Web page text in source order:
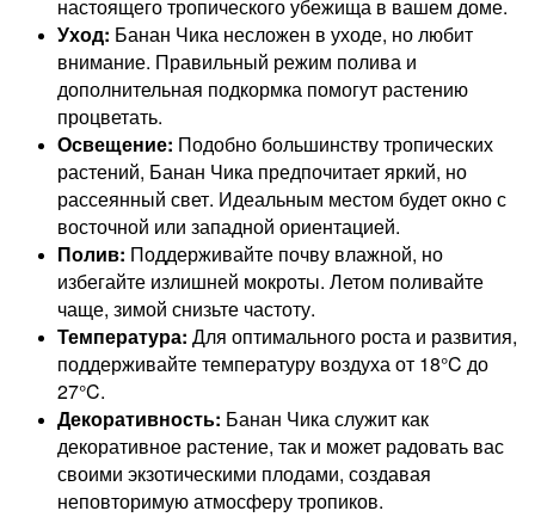
настоящего тропического убежища в вашем доме.
Уход: Банан Чика несложен в уходе, но любит
внимание. Правильный режим полива и
дополнительная подкормка помогут растению
процветать.
Освещение: Подобно большинству тропических
растений, Банан Чика предпочитает яркий, но
рассеянный свет. Идеальным местом будет окно с
восточной или западной ориентацией.
Полив: Поддерживайте почву влажной, но
избегайте излишней мокроты. Летом поливайте
чаще, зимой снизьте частоту.
Температура: Для оптимального роста и развития,
поддерживайте температуру воздуха от 18°C до
27°C.
Декоративность: Банан Чика служит как
декоративное растение, так и может радовать вас
своими экзотическими плодами, создавая
неповторимую атмосферу тропиков.